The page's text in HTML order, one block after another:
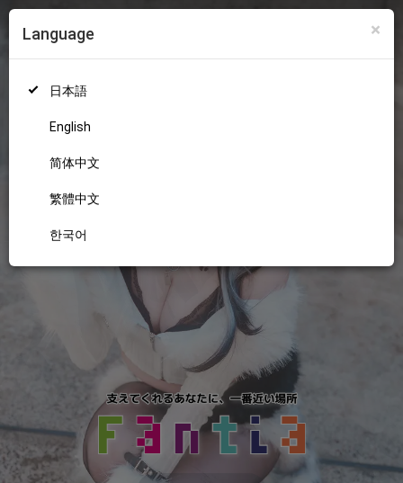
×
Language
日本語
English
简体中文
繁體中文
한국어
18+